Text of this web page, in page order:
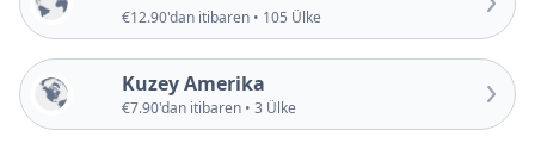
€12.90'dan itibaren • 105 Ülke
Kuzey Amerika
€7.90'dan itibaren • 3 Ülke